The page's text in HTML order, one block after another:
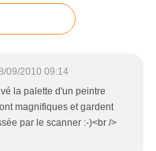
09/2010 09:14
la palette d'un peintre
magnifiques et gardent
par le scanner :-)<br />